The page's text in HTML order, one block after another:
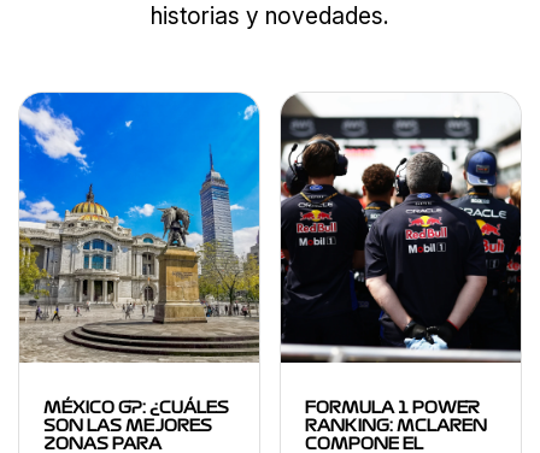
historias y novedades.
MÉXICO GP: ¿CUÁLES
SON LAS MEJORES
ZONAS PARA
FORMULA 1 POWER
RANKING: MCLAREN
COMPONE EL